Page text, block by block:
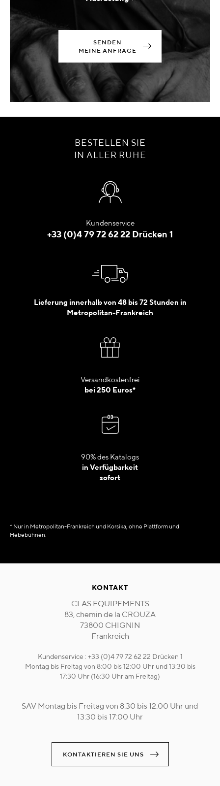
SENDEN
MEINE ANFRAGE
BESTELLEN SIE
IN ALLER RUHE
Kundenservice
+33 (0)4 79 72 62 22 Drücken 1
Lieferung innerhalb von 48 bis 72 Stunden in
Metropolitan-Frankreich
Versandkostenfrei
bei 250 Euros*
90% des Katalogs
in Verfügbarkeit
sofort
* Nur in Metropolitan-Frankreich und Korsika, ohne Plattform und
Hebebühnen.
KONTAKT
CLAS EQUIPEMENTS
83, chemin de la CROUZA
73800 CHIGNIN
Frankreich
Kundenservice : +33 (0)4 79 72 62 22 Drücken 1
Montag bis Freitag von 8:00 bis 12:00 Uhr und 13:30 bis
17:30 Uhr (16:30 Uhr am Freitag)
SAV Montag bis Freitag von 8:30 bis 12:00 Uhr und
13:30 bis 17:00 Uhr
KONTAKTIEREN SIE UNS